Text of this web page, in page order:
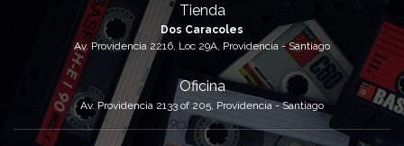
Tienda
Dos Caracoles
Av. Providencia 2216, Loc 29A, Providencia - Santiago
Oficina
Av. Providencia 2133 of 205, Providencia - Santiago